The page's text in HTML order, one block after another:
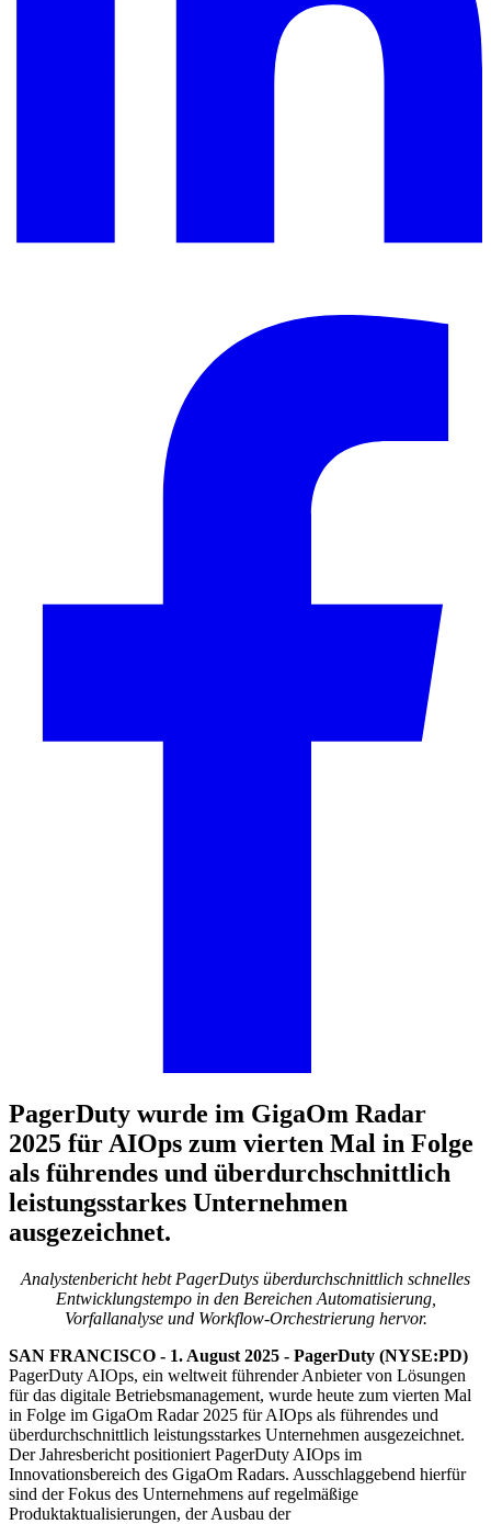
PagerDuty wurde im GigaOm Radar
2025 für AIOps zum vierten Mal in Folge
als führendes und überdurchschnittlich
leistungsstarkes Unternehmen
ausgezeichnet.
Analystenbericht hebt PagerDutys überdurchschnittlich schnelles
Entwicklungstempo in den Bereichen Automatisierung,
Vorfallanalyse und Workflow-Orchestrierung hervor.
SAN FRANCISCO - 1. August 2025 - PagerDuty (NYSE:PD)
PagerDuty AIOps, ein weltweit führender Anbieter von Lösungen
für das digitale Betriebsmanagement, wurde heute zum vierten Mal
in Folge im GigaOm Radar 2025 für AIOps als führendes und
überdurchschnittlich leistungsstarkes Unternehmen ausgezeichnet.
Der Jahresbericht positioniert PagerDuty AIOps im
Innovationsbereich des GigaOm Radars. Ausschlaggebend hierfür
sind der Fokus des Unternehmens auf regelmäßige
Produktaktualisierungen, der Ausbau der